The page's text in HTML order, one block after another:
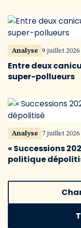
Analyse 9 juillet 2026
Entre deux
super-pollueurs
Analyse 7 juillet 2026
« Successions
politique